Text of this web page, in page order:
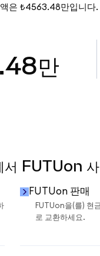
은 ₺4563.48만입니다.
만
FUTUon 사
FUTUon 판매
FUTUon을(를) 현
로 교환하세요.